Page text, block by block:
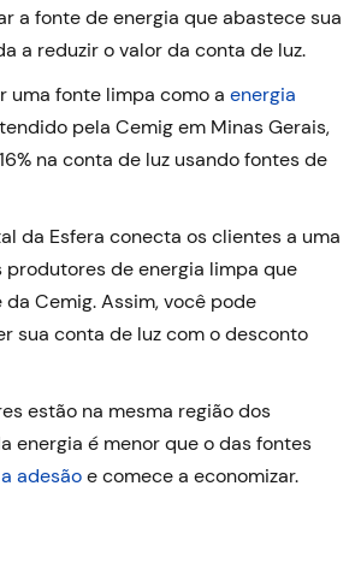
a fonte de energia que abastece sua
a reduzir o valor da conta de luz.
uma fonte limpa como a energia
pela Cemig em Minas Gerais,
na conta de luz usando fontes de
da Esfera conecta os clientes a uma
produtores de energia limpa que
Cemig. Assim, você pode
sua conta de luz com o desconto
estão na mesma região dos
energia é menor que o das fontes
adesãoe comece a economizar.